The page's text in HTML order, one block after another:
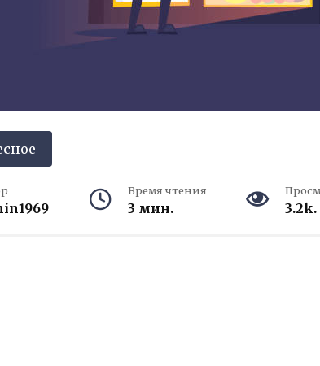
Время чтения
3 мин. 3.2k.